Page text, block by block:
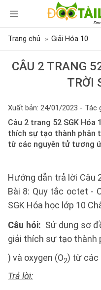
Trang chủ Giải Hóa 10
CÂU 2 TRANG
TRỜI
Xuất bản: 24/01/2023 - Tác
Câu 2 trang 52 SGK
thích sự tạo thành phân
từ các nguyên tử tương
Hướng dẫn trả lời Câu
Bài 8: Quy tắc octet -
SGK Hóa học lớp 10
Câu hỏi: Sử dụng sơ
giải thích sự tạo thành
) và oxygen (O2) từ các
Trả lời: